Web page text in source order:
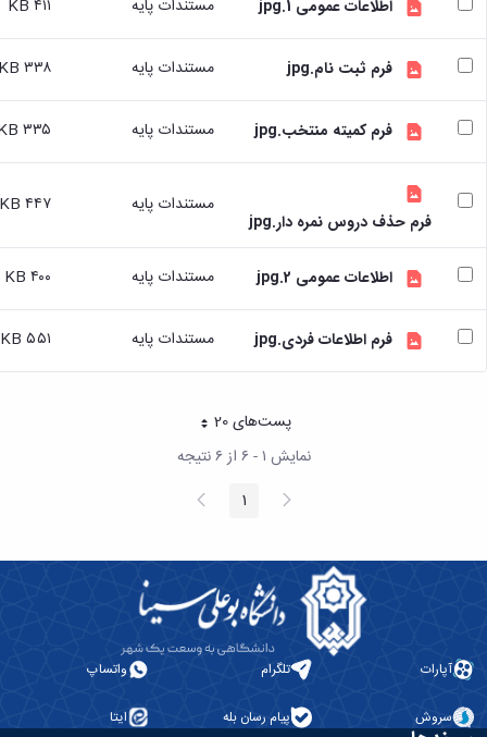
تسهیلات
آموزشی
درخواست
دانشجویان
ایثارگر
درخواست
راهنمایی
اطلاعات عمومی 1.jpg مستندات پایه ۴۱۱ KB
فرم ثبت نام.jpg مستندات پایه ۳۳۸ KB
فرم کمیته منتخب.jpg مستندات پایه ۳۳۵ KB
فرم حذف دروس نمره دار.jpg
مستندات پایه ۴۴۷ KB
اطلاعات عمومی 2.jpg مستندات پایه ۴۰۰ KB
فرم اطلاعات فردی.jpg مستندات پایه ۵۵۱ KB
پست‌‌های 20هر صفحه
نمایش ۱ - ۶ از ۶ نتیجه
پیغام
قبلی صفحه1 صفحه
بعد
آپارات تلگرام واتساپ
سروش پیام رسان بله ایتا